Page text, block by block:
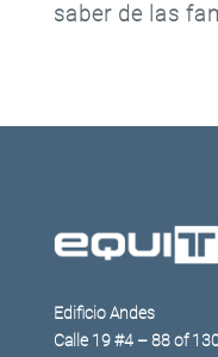
saber de las
Edificio Andes
Calle 19 #4 – 88 of